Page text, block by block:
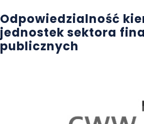
Odpowiedzialność
jednostek sektora
publicznych